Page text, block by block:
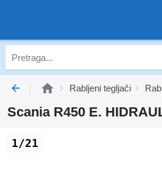
Rabljeni tegljači
Scania R450 E.
1/21